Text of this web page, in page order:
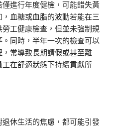
進行年度健檢，可能錯失黃
血糖或血脂的波動若能在三
工健康檢查，但並未強制規
同時，半年一次的檢查可以
常導致長期請假或甚至離
在舒適狀態下持續貢獻所
休生活的焦慮，都可能引發